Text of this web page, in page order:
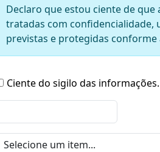
Declaro que estou ciente de
tratadas com confidencialidade,
previstas e protegidas conforme
Ciente do sigilo das informações.